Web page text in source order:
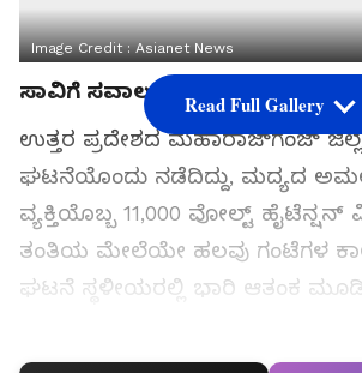
Image Credit :Asianet News
ಸಾವಿಗೆ ಸವಾಲು ಹಾಕಿದ ಕುಡುಕ
ಉತ್ತರ ಪ್ರದೇಶದ ಮಹಾರಾಜ್‌ಗಂಜ್
ಘಟನೆಯೊಂದು ನಡೆದಿದ್ದು, ಮದ್ಯದ
ವ್ಯಕ್ತಿಯೊಬ್ಬ 11,000 ವೋಲ್ಟ್ ಹೈಟೆನ್ಷನ್
ತಂತಿಯ ಮೇಲೆಯೇ ಹಲವು ಗಂಟೆಗಳ
ಘಟನೆ ಸ್ಥಳೀಯರಲ್ಲಿ ಭಾರಿ ಆತಂಕ
ಸಮಗ್ರ ಸುದ್ದಿ ಮೂಲವನ್ನಾಗಿ asianet
Read Full Gallery